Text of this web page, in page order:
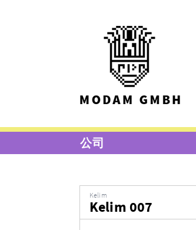
公司
Kelim
Kelim 007